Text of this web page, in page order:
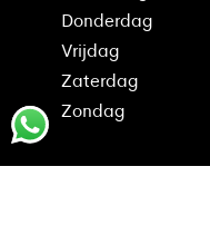
Donderdag
Vrijdag
Zaterdag
Zondag